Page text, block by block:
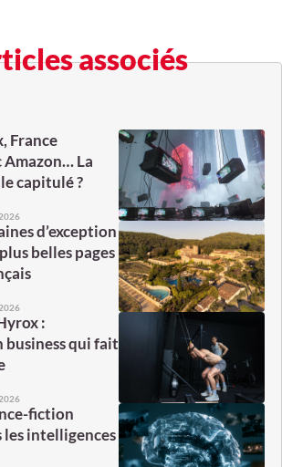
associés
France
Amazon… La
capitulé ?
d’exception
belles pages
:
business qui fait
fiction
intelligences